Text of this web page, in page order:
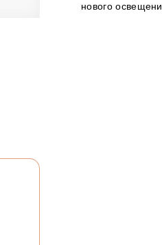
нового